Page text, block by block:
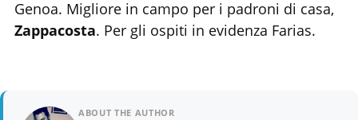
Genoa. Migliore in campo per i padroni di casa,
Zappacosta. Per gli ospiti in evidenza Farias.
ABOUT THE AUTHOR